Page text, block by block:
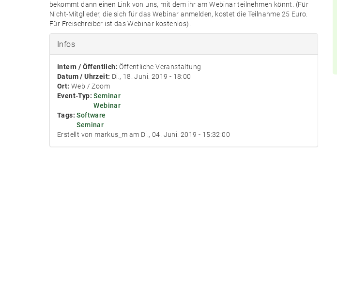
bekommt dann einen Link von uns, mit dem ihr am Webinar teilnehmen könnt. (Für
Nicht-Mitglieder, die sich für das Webinar anmelden, kostet die Teilnahme 25 Euro.
Für Freischreiber ist das Webinar kostenlos).
Infos
Intern / Öffentlich:Öffentliche Veranstaltung
Datum / Uhrzeit: Di., 18. Juni. 2019 - 18:00
Ort: Web / Zoom
Event-Typ:Seminar
Webinar
Tags:Software
Seminar
Erstellt von markus_m am Di., 04. Juni. 2019 - 15:32:00